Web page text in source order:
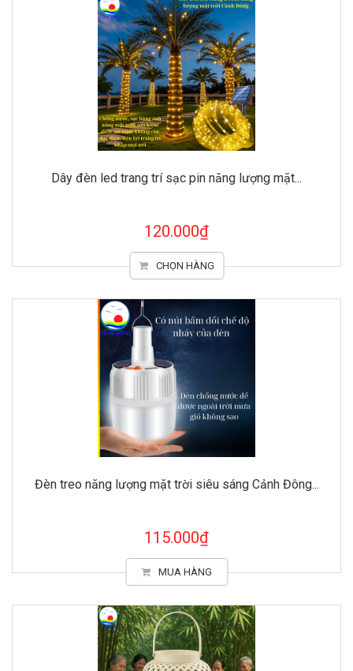
Dây đèn led trang trí sạc pin năng lượng mặt...
120.000₫
CHỌN HÀNG
Đèn treo năng lượng mặt trời siêu sáng Cảnh Đông...
115.000₫
MUA HÀNG